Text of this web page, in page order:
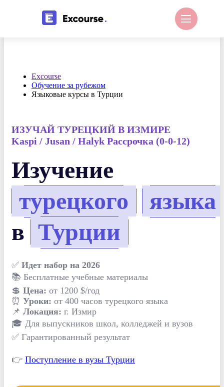
Excourse
Обучение за рубежом
Языковые курсы в Турции
ИЗУЧАЙ ТУРЕЦКИЙ В ИЗМИРЕ
Kaspi / Jusan / Halyk Рассрочка (0-0-12)
Изучение
турецкого
языка
в Турции
✅ Идет набор на 2026
📚 Бесплатные учебные материалы
💲 Цена: от 1200 $/год
⏰ Уроки: от 400 часов турецкого языка
📌 Локация: г. Измир
🎓 Для выпускников школ, колледжей и вузов
✅ Гарантированный результат
👉 Поступление в вузы Турции